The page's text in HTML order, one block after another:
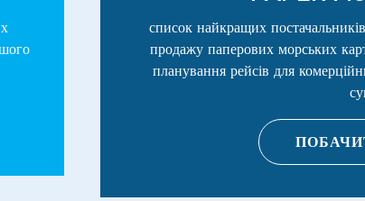
список найкращих
продажу паперових морських
планування рейсів для